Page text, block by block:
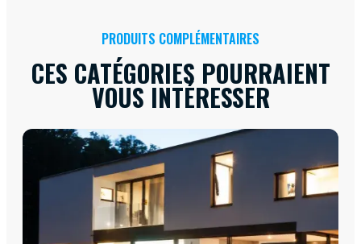
PRODUITS COMPLÉMENTAIRES
CES CATÉGORIES POURRAIENT
VOUS INTÉRESSER